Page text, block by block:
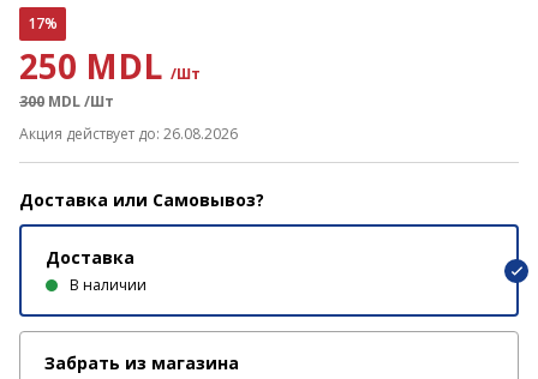
17%
250 MDL /Шт
300 MDL/Шт
Акция действует до: 26.08.2026
Доставка или Самовывоз?
Доставка
В наличии
Забрать из магазина